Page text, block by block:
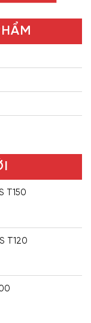
T150
T120